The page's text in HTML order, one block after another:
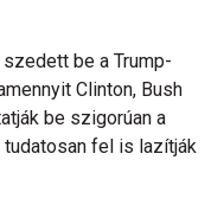
be a Trump-
Clinton, Bush
be szigorúan a
fel is lazítják